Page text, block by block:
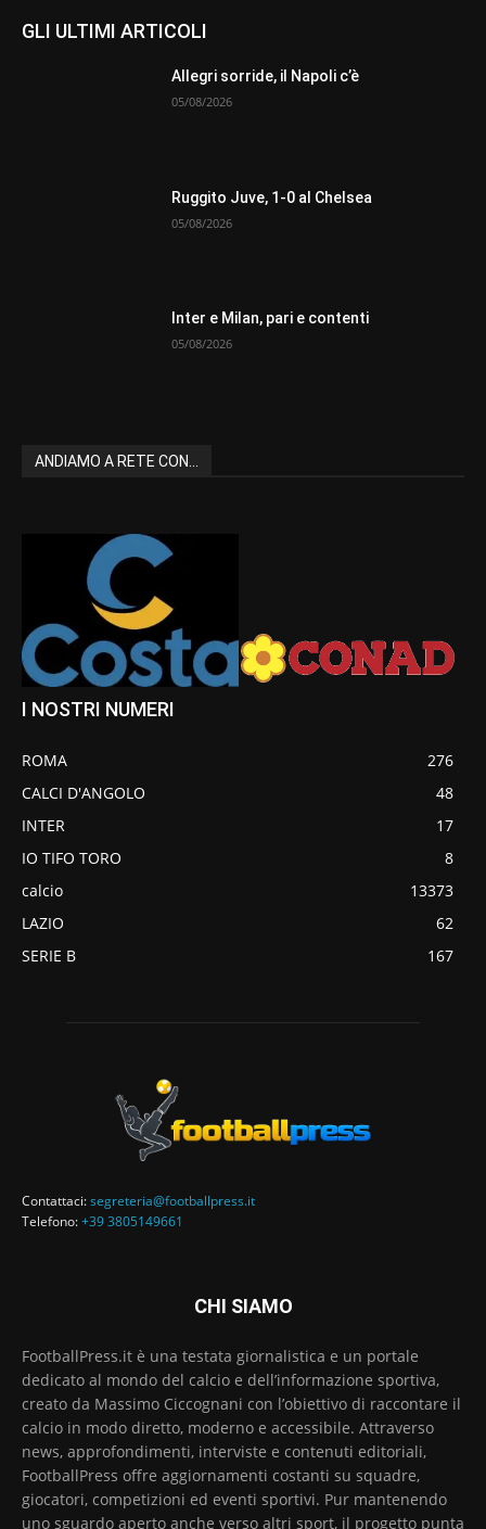
GLI ULTIMI ARTICOLI
Allegri sorride, il Napoli c’è
05/08/2026
Ruggito Juve, 1-0 al Chelsea
05/08/2026
Inter e Milan, pari e contenti
05/08/2026
ANDIAMO A RETE CON...
I NOSTRI NUMERI
ROMA
276
CALCI D'ANGOLO
48
INTER
17
IO TIFO TORO
8
calcio
13373
LAZIO
62
SERIE B
167
Contattaci:segreteria@footballpress.it
Telefono:+39 3805149661
CHI SIAMO
FootballPress.it è una testata giornalistica e un portale
dedicato al mondo del calcio e dell’informazione sportiva,
creato da Massimo Ciccognani con l’obiettivo di raccontare il
calcio in modo diretto, moderno e accessibile. Attraverso
news, approfondimenti, interviste e contenuti editoriali,
FootballPress offre aggiornamenti costanti su squadre,
giocatori, competizioni ed eventi sportivi. Pur mantenendo
uno sguardo aperto anche verso altri sport, il progetto punta